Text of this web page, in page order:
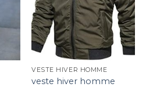
VESTE HIVER HOMME
veste hiver homme